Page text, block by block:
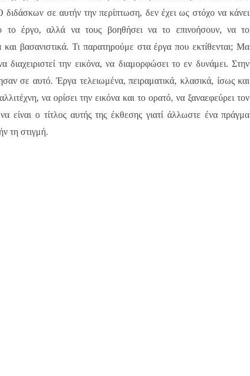
διδάσκων σε αυτήν την περίπτωση, δεν έχει ως στόχο να κάνει
το έργο, αλλά να τους βοηθήσει να το επινοήσουν, να το
βασανιστικά. Τι παρατηρούμε στα έργα που εκτίθενται; Μα
την εικόνα, να διαμορφώσει το εν δυνάμει. Στην
σε αυτό. Έργα τελειωμένα, πειραματικά, κλασικά, ίσως και
να ορίσει την εικόνα και το ορατό, να ξαναεφεύρει τον
είναι ο τίτλος αυτής της έκθεσης γιατί άλλωστε ένα πράγμα
τη στιγμή.